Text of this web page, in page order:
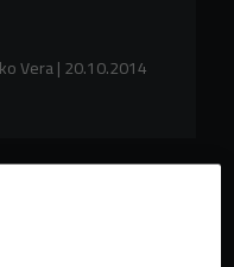
Vera | 20.10.2014